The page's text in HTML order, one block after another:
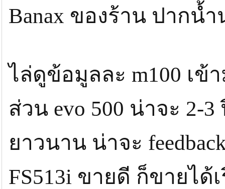
Banax ของร้าน ปากน้
ไล่ดูข้อมูลละ m100 เข้
ส่วน evo 500 น่าจะ 2-
ยาวนาน น่าจะ
FS513i ขายดี ก็ขายได้